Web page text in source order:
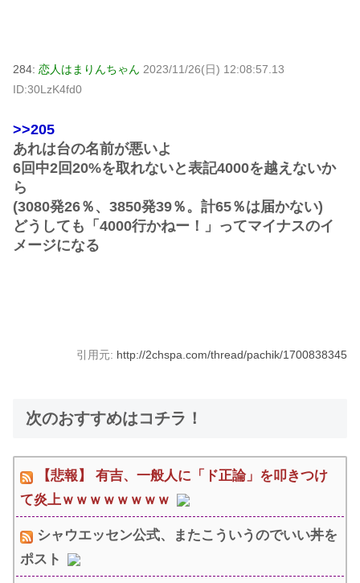
284: 恋人はまりんちゃん 2023/11/26(日) 12:08:57.13
ID:30LzK4fd0
>>205
あれは台の名前が悪いよ
6回中2回20%を取れないと表記4000を越えないか
ら
(3080発26％、3850発39％。計65％は届かない)
どうしても「4000行かねー！」ってマイナスのイ
メージになる
引用元: http://2chspa.com/thread/pachik/1700838345
次のおすすめはコチラ！
【悲報】 有吉、一般人に「ド正論」を叩きつけ
て炎上ｗｗｗｗｗｗｗｗ
シャウエッセン公式、またこういうのでいい丼を
ポスト